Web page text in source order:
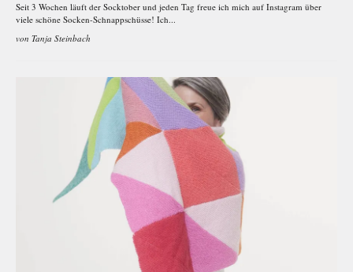
Seit 3 Wochen läuft der Socktober und jeden Tag freue ich mich auf Instagram über
viele schöne Socken-Schnappschüsse! Ich...
von Tanja Steinbach